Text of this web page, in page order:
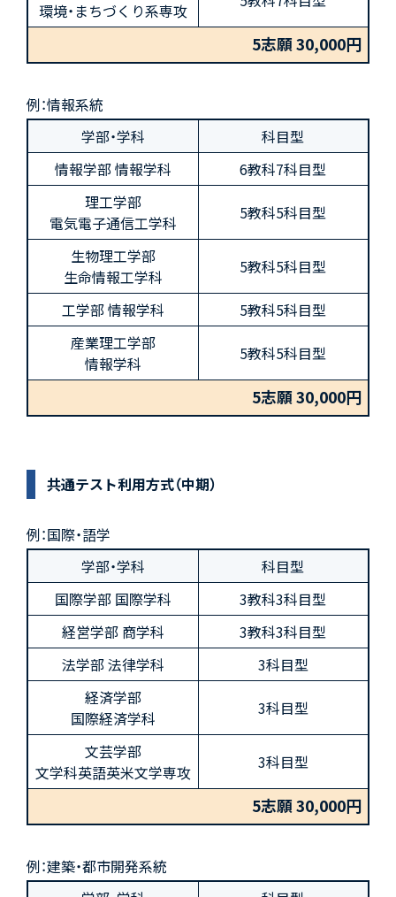
環境・まちづくり系専攻
5志願 30,000円
例：情報系統
学部・学科
科目型
情報学部 情報学科
6教科7科目型
理工学部
電気電子通信工学科
5教科5科目型
生物理工学部
生命情報工学科
5教科5科目型
工学部 情報学科
5教科5科目型
産業理工学部
情報学科
5教科5科目型
5志願 30,000円
共通テスト利用方式（中期）
例：国際・語学
学部・学科
科目型
国際学部 国際学科
3教科3科目型
経営学部 商学科
3教科3科目型
法学部 法律学科
3科目型
経済学部
国際経済学科
3科目型
文芸学部
文学科英語英米文学専攻
3科目型
5志願 30,000円
例：建築・都市開発系統